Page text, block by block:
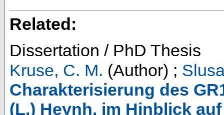
Related:
Dissertation / PhD Thesis
Kruse, C. M. (Author) ;
Charakterisierung des
(L.) Heynh. im Hinblick